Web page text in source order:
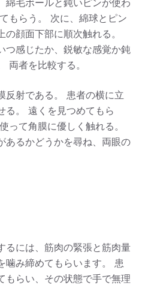
綿毛ボールと鈍いピンが使わ
もらう。 次に、綿球とピン
顔面下部に順次触れる。
つ感じたか、鋭敏な感覚か鈍
両者を比較する。
反射である。 患者の横に立
る。 遠くを見つめてもら
って角膜に優しく触れる。
あるかどうかを尋ね、両眼の
るには、筋肉の緊張と筋肉量
噛み締めてもらいます。 患
もらい、その状態で手で無理